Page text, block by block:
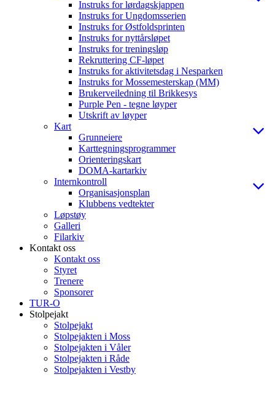
Instruks for lørdagskjappen
Instruks for Ungdomsserien
Instruks for Østfoldsprinten
Instruks for nyttårsløpet
Instruks for treningsløp
Rekruttering CF-løpet
Instruks for aktivitetsdag i Nesparken
Instruks for Mossemesterskap (MM)
Brukerveiledning til Brikkesys
Purple Pen - tegne løyper
Utskrift av løyper
Kart
Grunneiere
Karttegningsprogrammer
Orienteringskart
DOMA-kartarkiv
Internkontroll
Organisasjonsplan
Klubbens vedtekter
Løpstøy
Galleri
Filarkiv
Kontakt oss
Kontakt oss
Styret
Trenere
Sponsorer
TUR-O
Stolpejakt
Stolpejakt
Stolpejakten i Moss
Stolpejakten i Våler
Stolpejakten i Råde
Stolpejakten i Vestby